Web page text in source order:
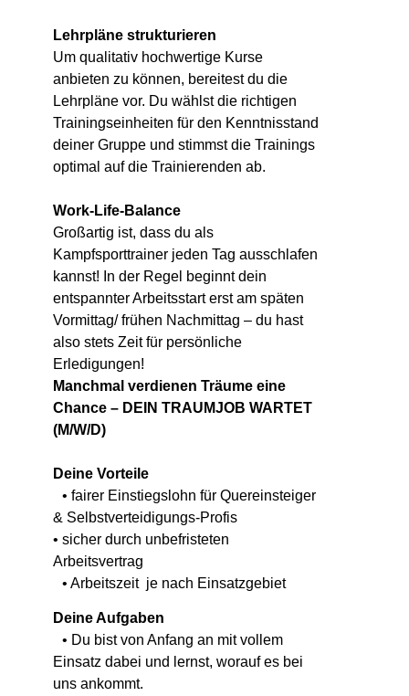
Lehrpläne strukturieren
Um qualitativ hochwertige Kurse
anbieten zu können, bereitest du die
Lehrpläne vor. Du wählst die richtigen
Trainingseinheiten für den Kenntnisstand
deiner Gruppe und stimmst die Trainings
optimal auf die Trainierenden ab.
Work-Life-Balance
Großartig ist, dass du als
Kampfsporttrainer jeden Tag ausschlafen
kannst! In der Regel beginnt dein
entspannter Arbeitsstart erst am späten
Vormittag/ frühen Nachmittag – du hast
also stets Zeit für persönliche
Erledigungen!
Manchmal verdienen Träume eine
Chance – DEIN TRAUMJOB WARTET
(M/W/D)
Deine Vorteile
• fairer Einstiegslohn für Quereinsteiger
& Selbstverteidigungs-Profis
• sicher durch unbefristeten
Arbeitsvertrag
• Arbeitszeit je nach Einsatzgebiet
Deine Aufgaben
• Du bist von Anfang an mit vollem
Einsatz dabei und lernst, worauf es bei
uns ankommt.